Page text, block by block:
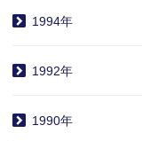
1994年
1992年
1990年